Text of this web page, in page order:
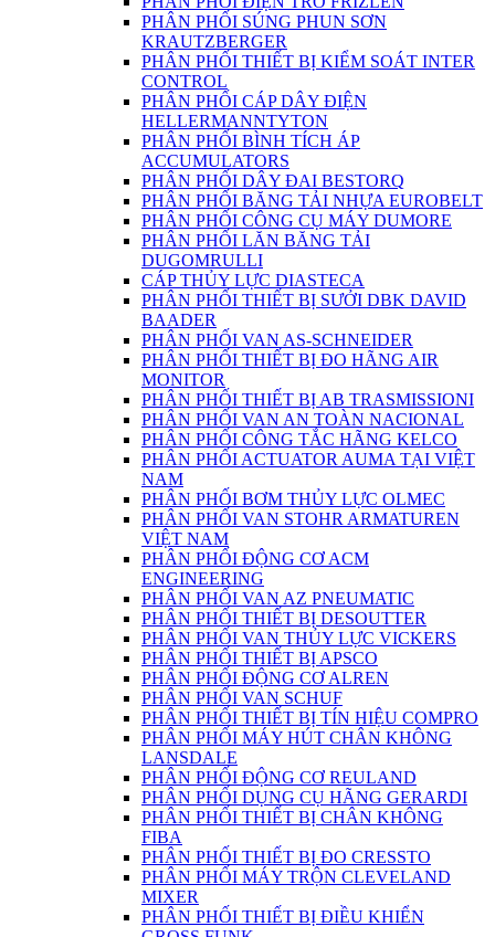
PHÂN PHỐI SÚNG PHUN SƠN
KRAUTZBERGER
PHÂN PHỐI THIẾT BỊ KIỂM SOÁT INTER
CONTROL
PHÂN PHỐI CÁP DÂY ĐIỆN
HELLERMANNTYTON
PHÂN PHỐI BÌNH TÍCH ÁP
ACCUMULATORS
PHÂN PHỐI DÂY ĐAI BESTORQ
PHÂN PHỐI BĂNG TẢI NHỰA EUROBELT
PHÂN PHỐI CÔNG CỤ MÁY DUMORE
PHÂN PHỐI LĂN BĂNG TẢI
DUGOMRULLI
CÁP THỦY LỰC DIASTECA
PHÂN PHỐI THIẾT BỊ SƯỞI DBK DAVID
BAADER
PHÂN PHỐI VAN AS-SCHNEIDER
PHÂN PHỐI THIẾT BỊ ĐO HÃNG AIR
MONITOR
PHÂN PHỐI THIẾT BỊ AB TRASMISSIONI
PHÂN PHỐI VAN AN TOÀN NACIONAL
PHÂN PHỐI CÔNG TẮC HÃNG KELCO
PHÂN PHỐI ACTUATOR AUMA TẠI VIỆT
NAM
PHÂN PHỐI BƠM THỦY LỰC OLMEC
PHÂN PHỐI VAN STOHR ARMATUREN
VIỆT NAM
PHÂN PHỐI ĐỘNG CƠ ACM
ENGINEERING
PHÂN PHỐI VAN AZ PNEUMATIC
PHÂN PHỐI THIẾT BỊ DESOUTTER
PHÂN PHỐI VAN THỦY LỰC VICKERS
PHÂN PHỐI THIẾT BỊ APSCO
PHÂN PHỐI ĐỘNG CƠ ALREN
PHÂN PHỐI VAN SCHUF
PHÂN PHỐI THIẾT BỊ TÍN HIỆU COMPRO
PHÂN PHỐI MÁY HÚT CHÂN KHÔNG
LANSDALE
PHÂN PHỐI ĐỘNG CƠ REULAND
PHÂN PHỐI DỤNG CỤ HÃNG GERARDI
PHÂN PHỐI THIẾT BỊ CHÂN KHÔNG
FIBA
PHÂN PHỐI THIẾT BỊ ĐO CRESSTO
PHÂN PHỐI MÁY TRỘN CLEVELAND
MIXER
PHÂN PHỐI THIẾT BỊ ĐIỀU KHIỂN